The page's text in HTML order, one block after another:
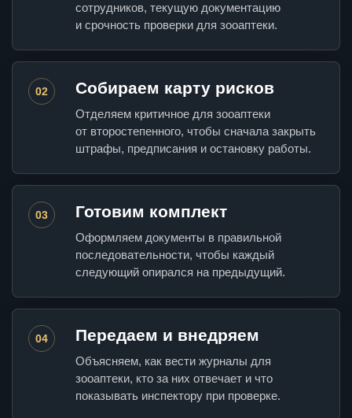
сотрудников, текущую документацию
и срочность проверки для зооаптеки.
02 Собираем карту рисков
Отделяем критичное для зооаптеки
от второстепенного, чтобы сначала закрыть
штрафы, предписания и остановку работы.
03 Готовим комплект
Оформляем документы в правильной
последовательности, чтобы каждый
следующий опирался на предыдущий.
04 Передаем и внедряем
Объясняем, как вести журналы для
зооаптеки, кто за них отвечает и что
показывать инспектору при проверке.